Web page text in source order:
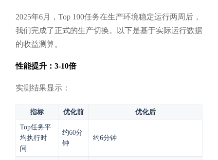
2025年6月，Top 100任务在生产环境稳定运行两周后，
我们完成了正式的生产切换。以下是基于实际运行数据
的收益测算。
性能提升：3-10倍
实测结果显示：
指标 优化前 优化后
Top任务平
均执行时
间
约60分
钟
约6分钟